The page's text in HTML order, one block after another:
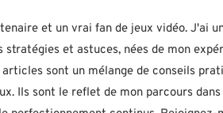
et un vrai fan de jeux vidéo. J'ai
stratégies et astuces, nées de mon
articles sont un mélange de conseils
Ils sont le reflet de mon parcours